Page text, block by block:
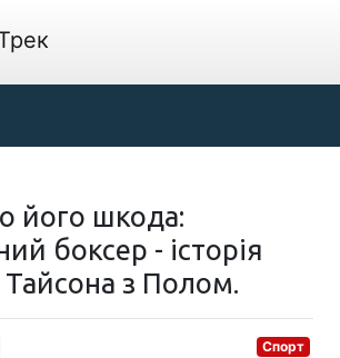
його шкода:
боксер - історія
з Полом.
Спорт